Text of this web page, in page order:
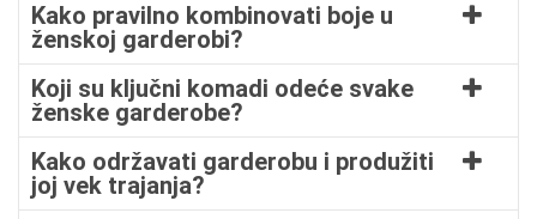
Kako pravilno kombinovati boje u
ženskoj garderobi?
Koji su ključni komadi odeće svake
ženske garderobe?
Kako održavati garderobu i produžiti
joj vek trajanja?